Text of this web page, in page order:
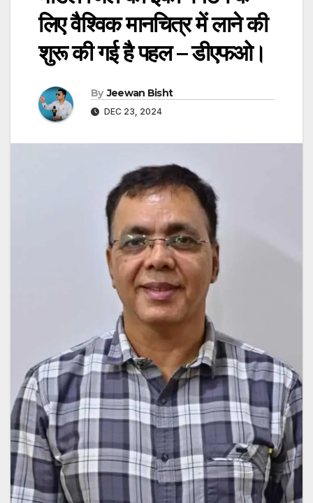
लिए वैश्विक मानचित्र में लाने की
शुरू की गई है पहल – डीएफओ।
By Jeewan Bisht
DEC 23, 2024